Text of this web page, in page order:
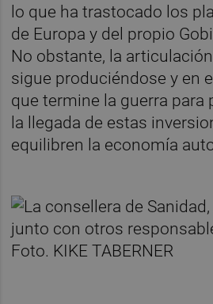
lo que ha trastocado los
de Europa y del propio
No obstante, la
sigue produciéndose y en
que termine la guerra para
la llegada de estas
equilibren la economía